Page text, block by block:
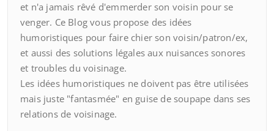
et n'a jamais rêvé d'emmerder son voisin pour se
venger. Ce Blog vous propose des idées
humoristiques pour faire chier son voisin/patron/ex,
et aussi des solutions légales aux nuisances sonores
et troubles du voisinage.
Les idées humoristiques ne doivent pas être utilisées
mais juste "fantasmée" en guise de soupape dans ses
relations de voisinage.